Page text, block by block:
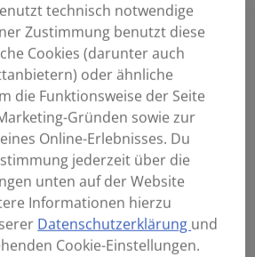
technisch notwendige
Zustimmung benutzt diese
Cookies (darunter auch
oder ähnliche
die Funktionsweise der Seite
Gründen sowie zur
Online-Erlebnisses. Du
jederzeit über die
unten auf der Website
Informationen hierzu
Datenschutzerklärung und
Cookie-Einstellungen.